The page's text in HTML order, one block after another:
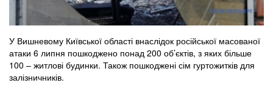
У Вишневому Київської області внаслідок російської масованої
атаки 6 липня пошкоджено понад 200 об’єктів, з яких більше
100 – житлові будинки. Також пошкоджені сім гуртожитків для
залізничників.